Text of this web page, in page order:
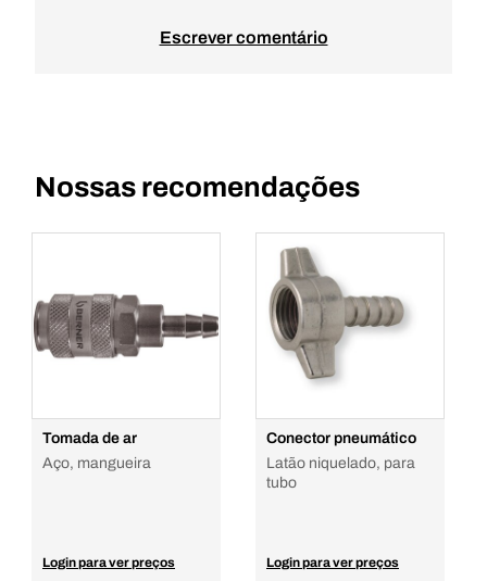
Escrever comentário
Nossas recomendações
Tomada de ar
Aço, mangueira
Login para ver preços
Conector pneumático
Latão niquelado, para
tubo
Login para ver preços